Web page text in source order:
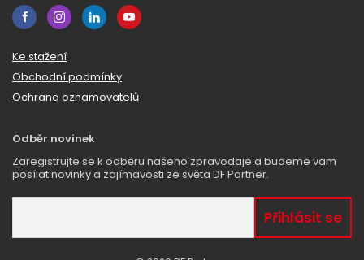
Ke stažení
Obchodní podmínky
Ochrana oznamovatelů
Odběr novinek
Zaregistrujte se k odběru našeho zpravodaje a budeme vám
posílat novinky a zajímavosti ze světa DF Partner.